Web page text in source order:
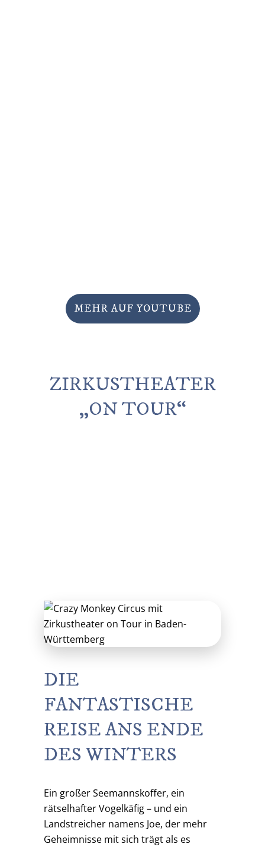
MEHR AUF YOUTUBE
ZIRKUSTHEATER
„ON TOUR“
DIE
FANTASTISCHE
REISE ANS ENDE
DES WINTERS
Ein großer Seemannskoffer, ein
rätselhafter Vogelkäfig – und ein
Landstreicher namens Joe, der mehr
Geheimnisse mit sich trägt als es